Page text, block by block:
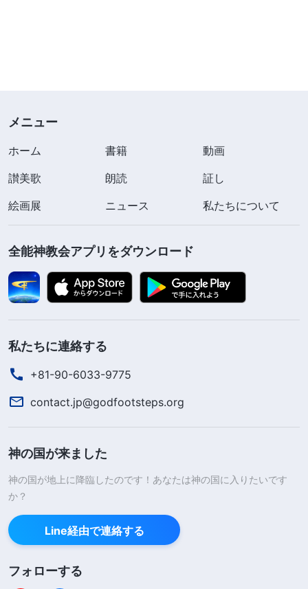
メニュー
ホーム 書籍
動画
讃美歌
朗読
証し
絵画展
ニュース 私たちについて
全能神教会アプリをダウンロード
私たちに連絡する
+81-90-6033-9775
contact.jp@godfootsteps.org
神の国が来ました
神の国が地上に降臨したのです！あなたは神の国に入りたいです
か？
Line経由で連絡する
フォローする